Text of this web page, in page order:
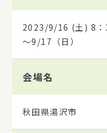
2023/9/16 (土) 8
～9/17（日）
会場名
秋田県湯沢市